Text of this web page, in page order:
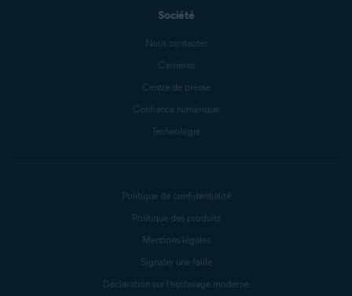
Société
Nous contacter
Carrières
Centre de presse
Confiance numérique
Technologie
Politique de confidentialité
Politique des produits
Mentions légales
Signaler une faille
Déclaration sur l’esclavage moderne